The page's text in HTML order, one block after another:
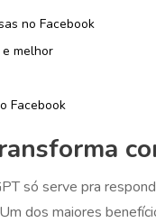
no Facebook
melhor
Facebook
só serve pra
dos maiores